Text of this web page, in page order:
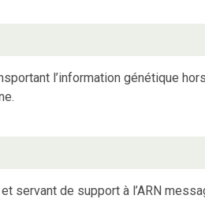
l’information génétique
servant de support à l’ARN